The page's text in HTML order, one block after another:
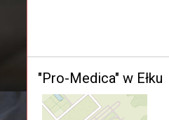
"Pro-Medica" w Ełku